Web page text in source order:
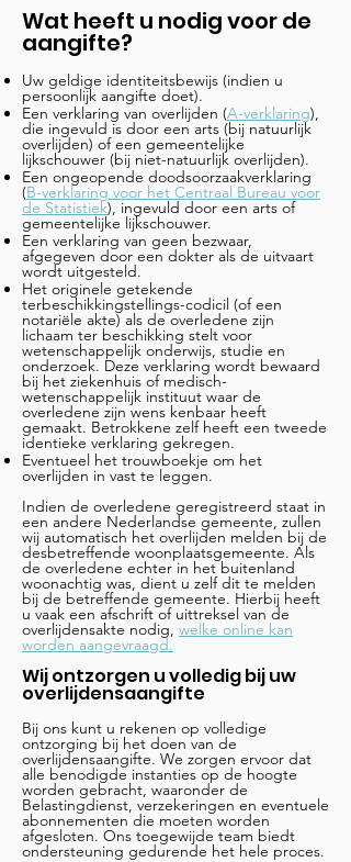
Wat heeft u nodig voor de
aangifte?
Uw geldige identiteitsbewijs (indien u
persoonlijk aangifte doet).
Een verklaring van overlijden (A-verklaring),
die ingevuld is door een arts (bij natuurlijk
overlijden) of een gemeentelijke
lijkschouwer (bij niet-natuurlijk overlijden).
Een ongeopende doodsoorzaakverklaring
(B-verklaring voor het Centraal Bureau voor
de Statistiek), ingevuld door een arts of
gemeentelijke lijkschouwer.
Een verklaring van geen bezwaar,
afgegeven door een dokter als de uitvaart
wordt uitgesteld.
Het originele getekende
terbeschikkingstellings-codicil (of een
notariële akte) als de overledene zijn
lichaam ter beschikking stelt voor
wetenschappelijk onderwijs, studie en
onderzoek. Deze verklaring wordt bewaard
bij het ziekenhuis of medisch-
wetenschappelijk instituut waar de
overledene zijn wens kenbaar heeft
gemaakt. Betrokkene zelf heeft een tweede
identieke verklaring gekregen.
Eventueel het trouwboekje om het
overlijden in vast te leggen.
Indien de overledene geregistreerd staat in
een andere Nederlandse gemeente, zullen
wij automatisch het overlijden melden bij de
desbetreffende woonplaatsgemeente. Als
de overledene echter in het buitenland
woonachtig was, dient u zelf dit te melden
bij de betreffende gemeente. Hierbij heeft
u vaak een afschrift of uittreksel van de
overlijdensakte nodig, welke online kan
worden aangevraagd.
Wij ontzorgen u volledig bij uw
overlijdensaangifte
Bij ons kunt u rekenen op volledige
ontzorging bij het doen van de
overlijdensaangifte. We zorgen ervoor dat
alle benodigde instanties op de hoogte
worden gebracht, waaronder de
Belastingdienst, verzekeringen en eventuele
abonnementen die moeten worden
afgesloten. Ons toegewijde team biedt
ondersteuning gedurende het hele proces.